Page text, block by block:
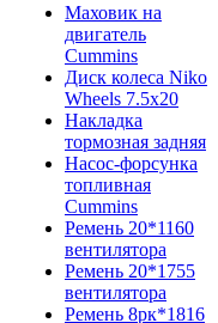
Маховик на
двигатель
Cummins
Диск колеса Niko
Wheels 7.5x20
Накладка
тормозная задняя
Насос-форсунка
топливная
Cummins
Ремень 20*1160
вентилятора
Ремень 20*1755
вентилятора
Ремень 8рк*1816